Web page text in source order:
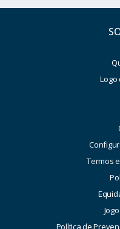
Logo
Termos
Política de